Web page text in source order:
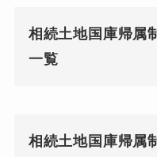
相続土地国庫帰属
一覧
相続土地国庫帰属